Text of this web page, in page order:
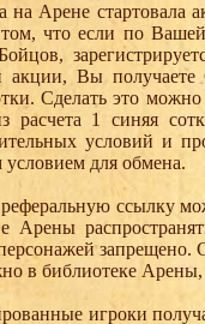
на Арене стартовала
том, что если по
акции, Вы
Сделать это
расчета 1 синяя
условий и
условием для обмена.
реферальную ссылку
Арены
в библиотеке Арены,
игроки